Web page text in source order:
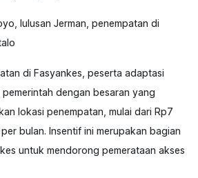
lulusan Jerman, penempatan di
di Fasyankes, peserta adaptasi
dengan besaran yang
lokasi penempatan, mulai dari Rp7
bulan. Insentif ini merupakan bagian
untuk mendorong pemerataan akses